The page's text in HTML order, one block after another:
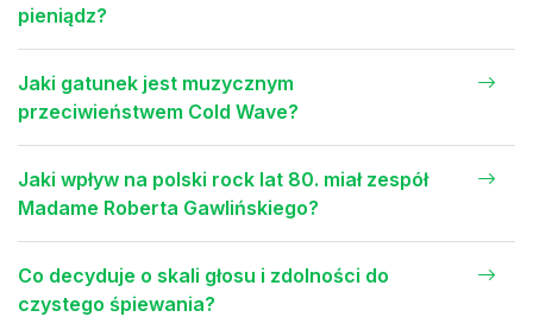
pieniądz?
Jaki gatunek jest muzycznym
przeciwieństwem Cold Wave?
Jaki wpływ na polski rock lat 80. miał zespół
Madame Roberta Gawlińskiego?
Co decyduje o skali głosu i zdolności do
czystego śpiewania?